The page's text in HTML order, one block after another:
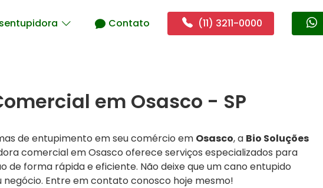
Contato (11) 3211-0000
em Osasco - SP
de entupimento em seu comércio em Osasco, a Bio Soluções
comercial em Osasco oferece serviços especializados para
de forma rápida e eficiente. Não deixe que um cano entupido
Entre em contato conosco hoje mesmo!